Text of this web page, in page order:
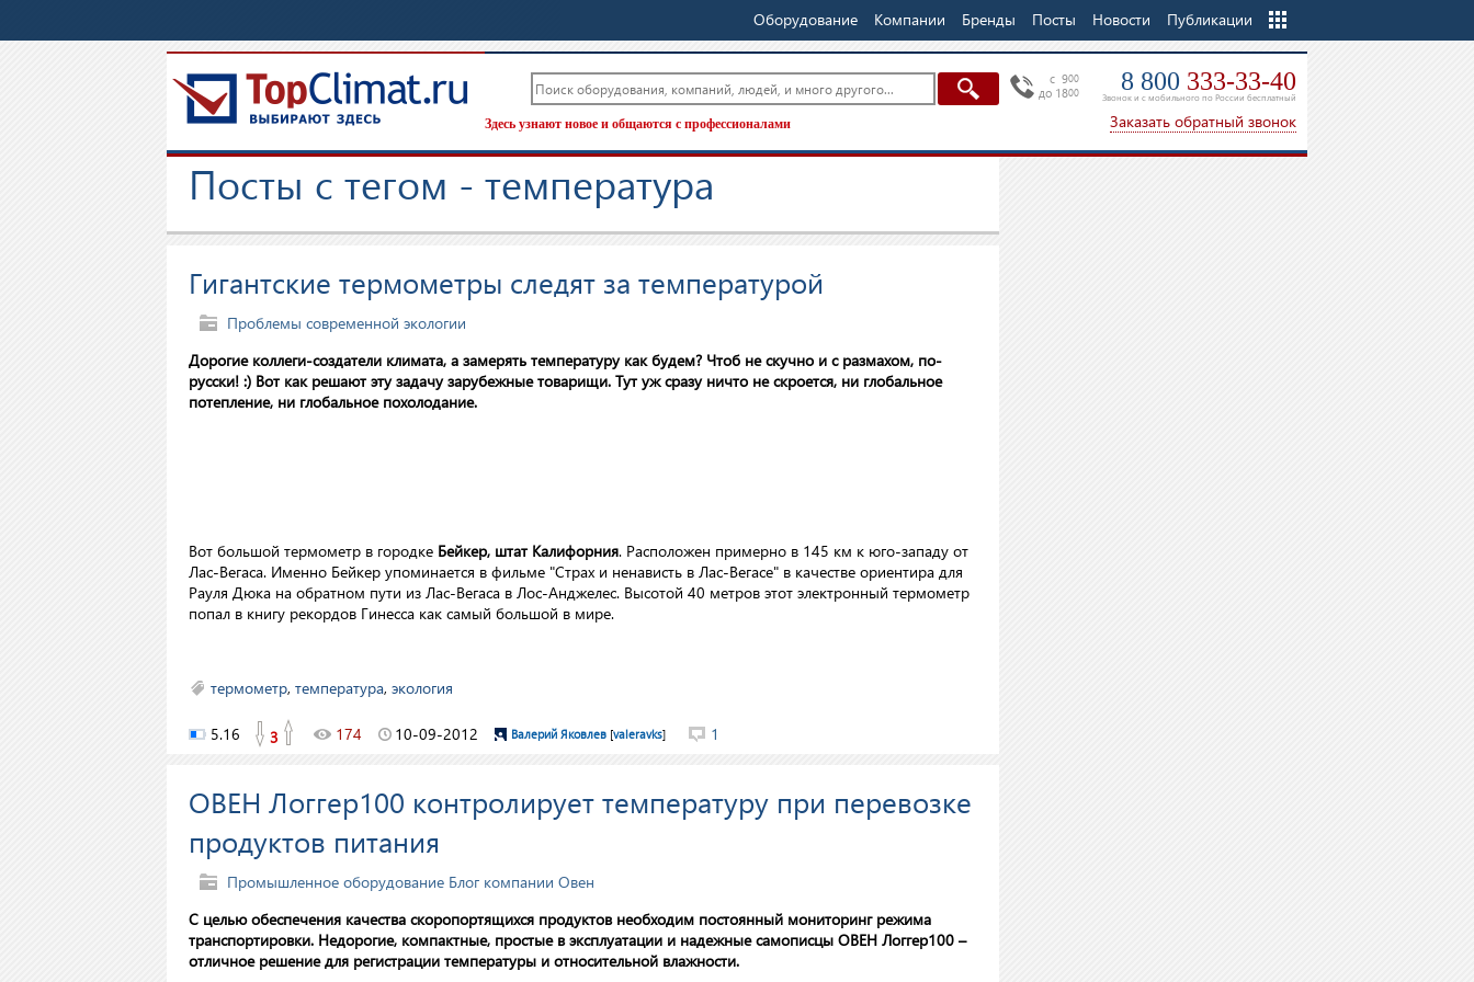
Оборудование Компании Бренды Посты Новости Публикации
Еще
c 900
до 1800 8 800 333-33-40
Звонок и с мобильного по России бесплатный
Заказать обратный звонок
Здесь узнают новое и общаются с профессионалами
Посты с тегом - температура
Гигантские термометры следят за температурой
Проблемы современной экологии
Дорогие коллеги-создатели климата, а замерять температуру как будем? Чтоб не скучно и с размахом, по-
русски! :) Вот как решают эту задачу зарубежные товарищи. Тут уж сразу ничто не скроется, ни глобальное
потепление, ни глобальное похолодание.
Вот большой термометр в городке Бейкер, штат Калифорния. Расположен примерно в 145 км к юго-западу от
Лас-Вегаса. Именно Бейкер упоминается в фильме "Страх и ненависть в Лас-Вегасе" в качестве ориентира для
Рауля Дюка на обратном пути из Лас-Вегаса в Лос-Анджелес. Высотой 40 метров этот электронный термометр
попал в книгу рекордов Гинесса как самый большой в мире.
термометр, температура, экология
5.16 3 174 10-09-2012 Валерий Яковлев [valeravks] 1
ОВЕН Логгер100 контролирует температуру при перевозке
продуктов питания
Промышленное оборудование Блог компании Овен
С целью обеспечения качества скоропортящихся продуктов необходим постоянный мониторинг режима
транспортировки. Недорогие, компактные, простые в эксплуатации и надежные самописцы ОВЕН Логгер100 –
отличное решение для регистрации температуры и относительной влажности.